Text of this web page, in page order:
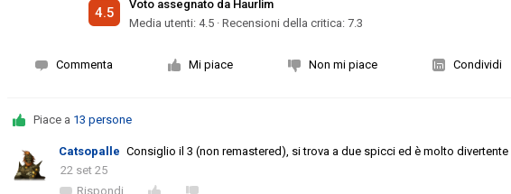
4.5
Voto assegnato da Haurlim
Media utenti:4.5 ·Recensioni della critica: 7.3
Commenta Mi piace Non mi piace Condividi
Piace a 13 persone
Catsopalle Consiglio il 3 (non remastered), si trova a due spicci ed è molto divertente
22 set 25
Rispondi